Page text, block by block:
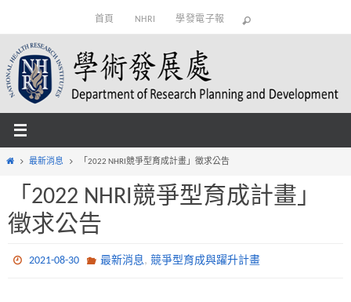
content
首頁 NHRI 學發電子報
Home最新消息 「2022 NHRI競爭型育成計畫」徵求公告
「2022 NHRI競爭型育成計畫」
徵求公告
2021-08-30 最新消息, 競爭型育成與躍升計畫